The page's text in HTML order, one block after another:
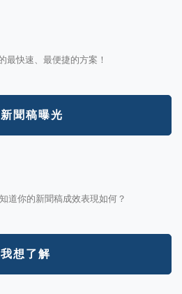
最快速、最便捷的方案！
聞稿曝光
道你的新聞稿成效表現如何？
我想了解